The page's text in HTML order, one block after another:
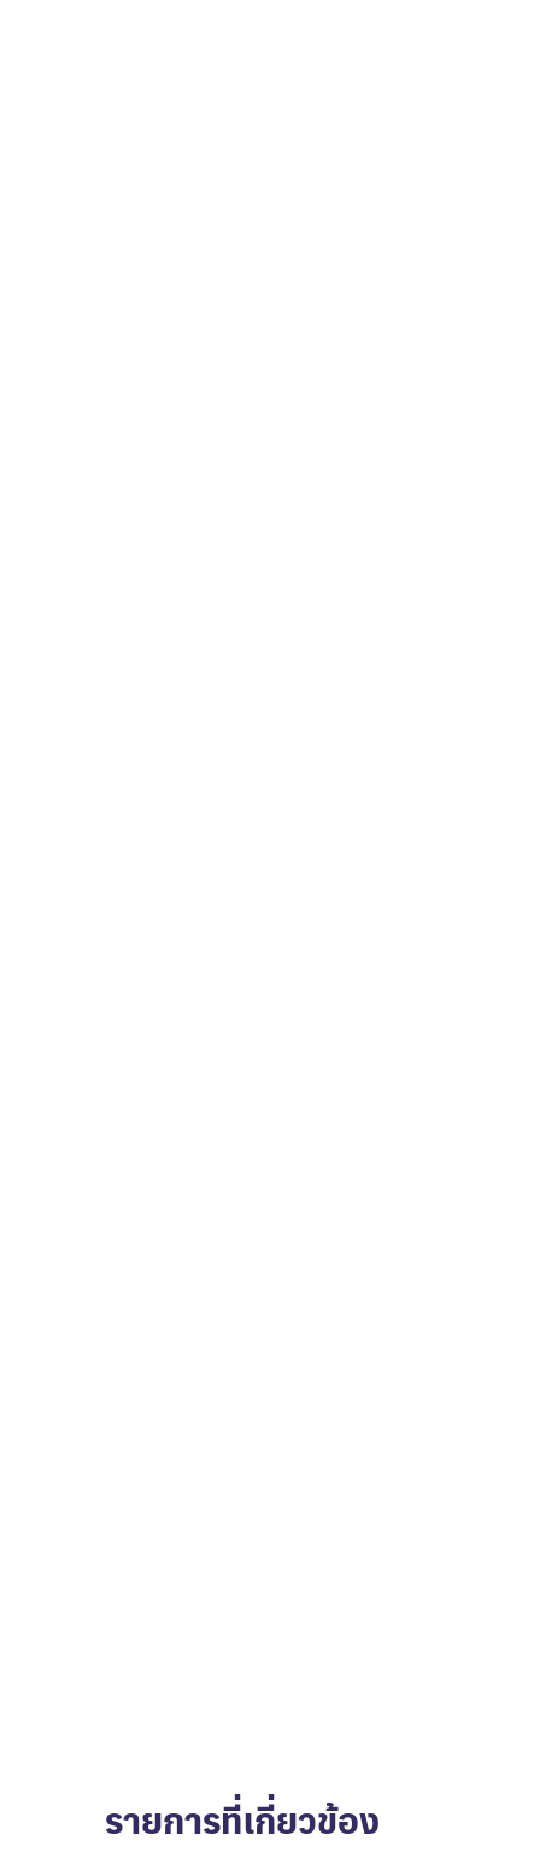
รายการที่เกี่ยวข้อง